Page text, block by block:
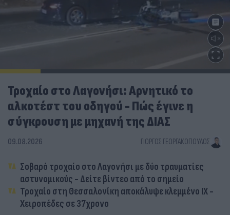
Τροχαίο στο Λαγονήσι: Αρνητικό το
αλκοτέστ του οδηγού - Πώς έγινε η
σύγκρουση με μηχανή της ΔΙΑΣ
09.08.2026 ΓΙΏΡΓΟΣ ΓΕΩΡΓΑΚΌΠΟΥΛΟΣ
Σοβαρό τροχαίο στο Λαγονήσι με δύο τραυματίες
αστυνομικούς - Δείτε βίντεο από το σημείο
Τροχαίο στη Θεσσαλονίκη αποκάλυψε κλεμμένο ΙΧ -
Χειροπέδες σε 37χρονο